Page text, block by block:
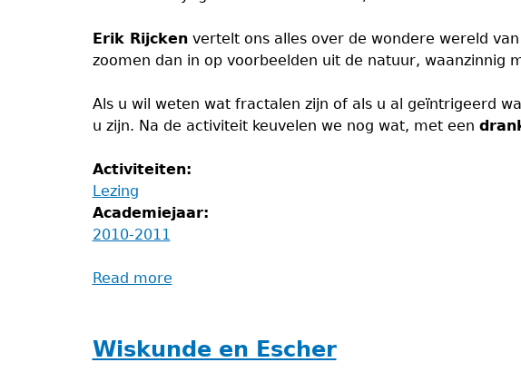
Erik Rijckenvertelt ons alles over de wondere wereld van
zoomen dan in op voorbeelden uit de natuur, waanzinnig
Als u wil weten wat fractalen zijn of als u al geïntrigeerd
u zijn. Na de activiteit keuvelen we nog wat, met een
Activiteiten:
Lezing
Academiejaar:
2010-2011
Read more
Wiskunde en Escher